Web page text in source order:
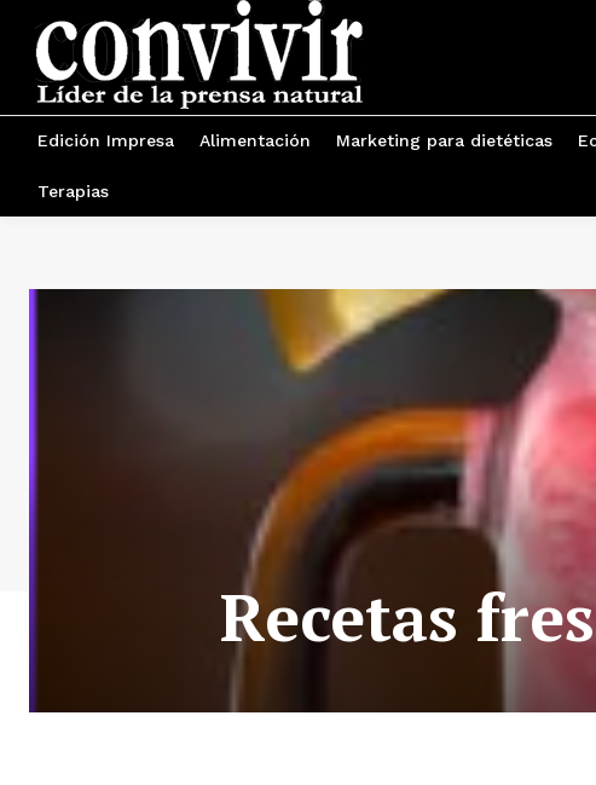
Edición Impresa Alimentación Marketing para dietéticas
Terapias
Recetas